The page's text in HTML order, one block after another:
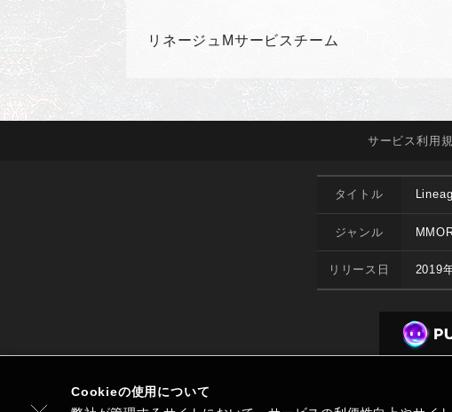
リネージュMサービスチーム
サービス 利用
タイトル
ジャンル
リリース日 2019
Cookieの使用について